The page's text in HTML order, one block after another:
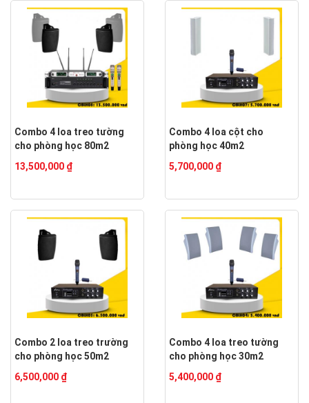
Combo 4 loa treo tường
cho phòng học 80m2
13,500,000 ₫
Combo 4 loa cột cho
phòng học 40m2
5,700,000 ₫
Combo 2 loa treo trường
cho phòng học 50m2
6,500,000 ₫
Combo 4 loa treo tường
cho phòng học 30m2
5,400,000 ₫